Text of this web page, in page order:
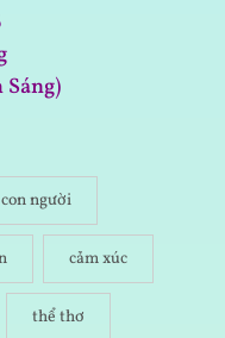
người
cảm xúc
thể thơ